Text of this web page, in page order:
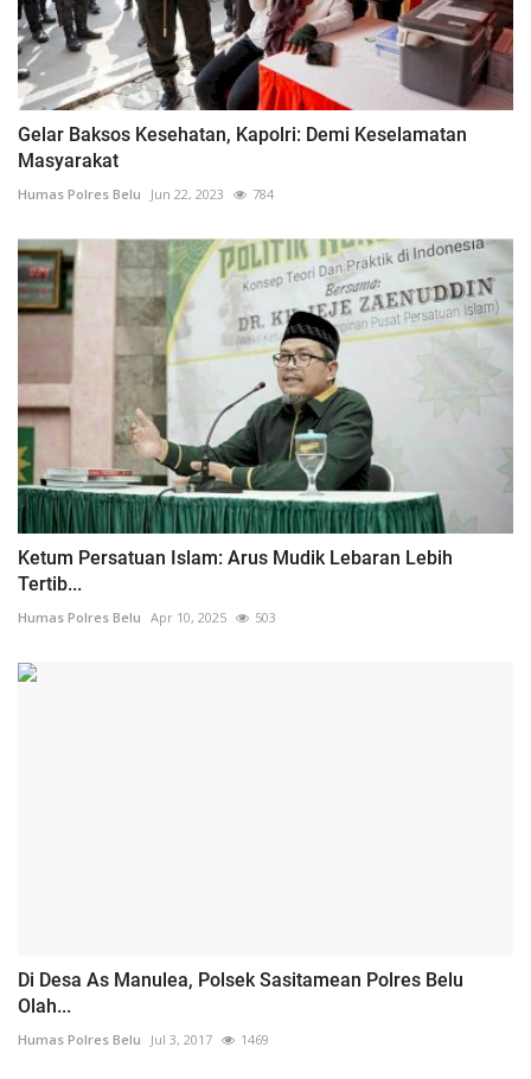
Gelar Baksos Kesehatan, Kapolri: Demi Keselamatan
Masyarakat
Humas Polres Belu Jun 22, 2023 784
Ketum Persatuan Islam: Arus Mudik Lebaran Lebih
Tertib...
Humas Polres Belu Apr 10, 2025 503
Di Desa As Manulea, Polsek Sasitamean Polres Belu
Olah...
Humas Polres Belu Jul 3, 2017 1469